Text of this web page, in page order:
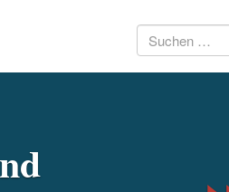
Suchen